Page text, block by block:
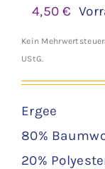
4,50€
Kein
UStG.
Ergee
80%
20%